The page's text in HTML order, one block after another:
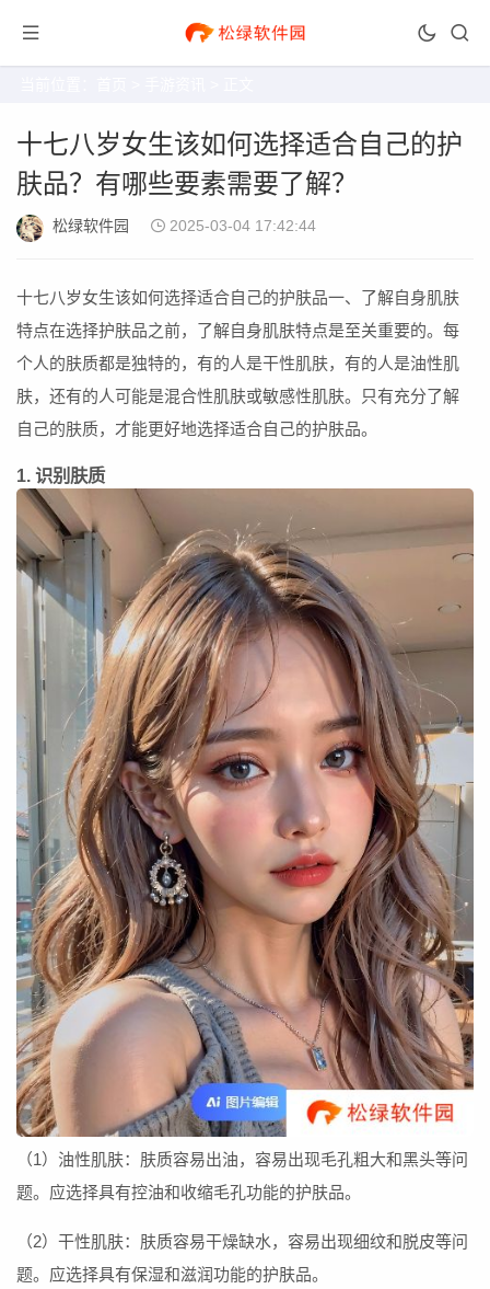
十七八岁女生该如何选择适合自己的护
肤品？有哪些要素需要了解？
松绿软件园 2025-03-04 17:42:44
十七八岁女生该如何选择适合自己的护肤品一、了解自身肌肤
特点在选择护肤品之前，了解自身肌肤特点是至关重要的。每
个人的肤质都是独特的，有的人是干性肌肤，有的人是油性肌
肤，还有的人可能是混合性肌肤或敏感性肌肤。只有充分了解
自己的肤质，才能更好地选择适合自己的护肤品。
1. 识别肤质
（1）油性肌肤：肤质容易出油，容易出现毛孔粗大和黑头等问
题。应选择具有控油和收缩毛孔功能的护肤品。
（2）干性肌肤：肤质容易干燥缺水，容易出现细纹和脱皮等问
题。应选择具有保湿和滋润功能的护肤品。